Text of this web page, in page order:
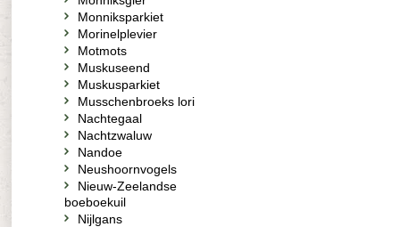
Monniksparkiet
Morinelplevier
Motmots
Muskuseend
Muskusparkiet
Musschenbroeks lori
Nachtegaal
Nachtzwaluw
Nandoe
Neushoornvogels
Nieuw-Zeelandse
boeboekuil
Nijlgans